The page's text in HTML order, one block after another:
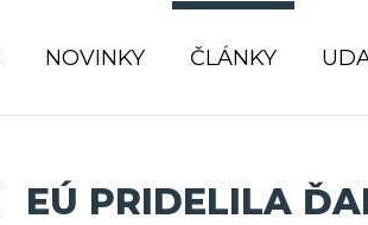
NOVINKY ČLÁNKY
EÚ PRIDELILA